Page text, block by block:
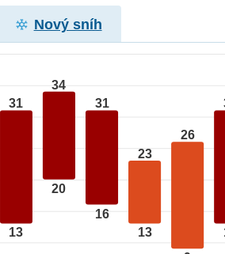
Nový sníh
31
13
34
20
31
16
23
13
26